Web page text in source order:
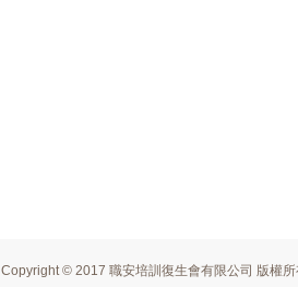
Copyright © 2017 職安培訓復生會有限公司 版權